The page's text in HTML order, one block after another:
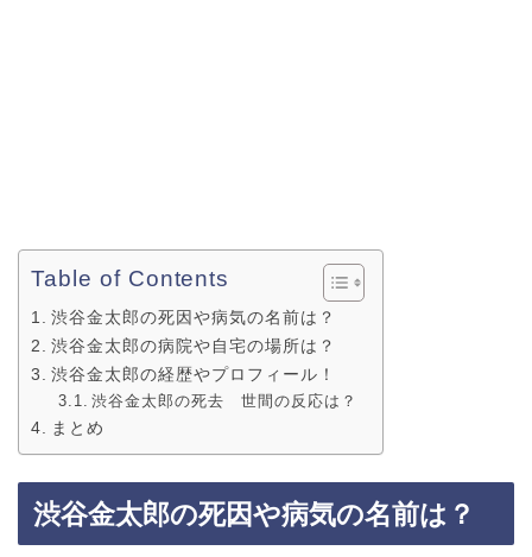
Table of Contents
渋谷金太郎の死因や病気の名前は？
渋谷金太郎の病院や自宅の場所は？
渋谷金太郎の経歴やプロフィール！
渋谷金太郎の死去 世間の反応は？
まとめ
渋谷金太郎の死因や病気の名前は？